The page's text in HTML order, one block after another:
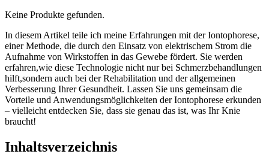
Keine Produkte gefunden.
In​ diesem Artikel teile⁣ ich meine Erfahrungen mit der Iontophorese,⁣
einer Methode, die‍ durch​ den Einsatz von ⁢elektrischem Strom die
‍Aufnahme ⁢von ⁤Wirkstoffen in das​ Gewebe fördert. Sie werden
erfahren,wie diese Technologie nicht nur bei Schmerzbehandlungen
hilft,sondern ​auch bei der Rehabilitation ​und der allgemeinen
Verbesserung Ihrer Gesundheit. Lassen Sie uns gemeinsam die⁣
Vorteile und Anwendungsmöglichkeiten der Iontophorese erkunden
– vielleicht ⁣entdecken Sie, dass sie ‌genau das ist, was Ihr Knie
braucht!
Inhaltsverzeichnis